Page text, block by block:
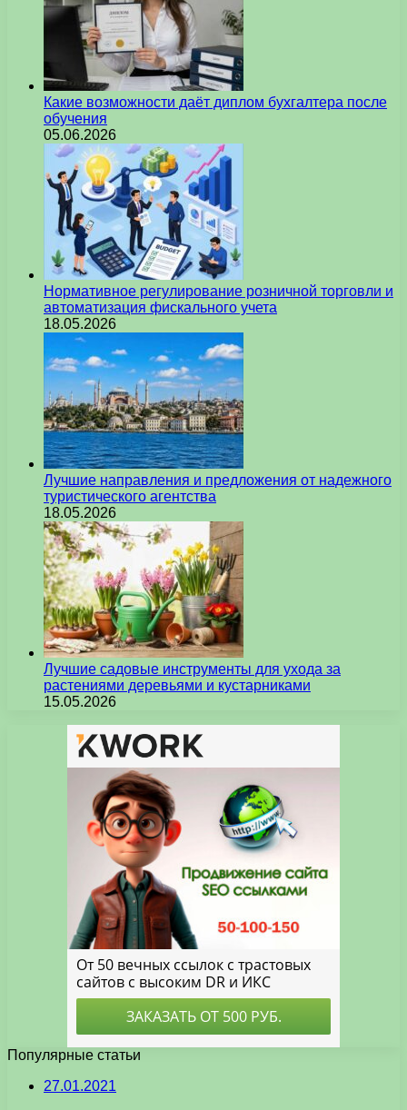
Какие возможности даёт диплом бухгалтера после
обучения
05.06.2026
Нормативное регулирование розничной торговли и
автоматизация фискального учета
18.05.2026
Лучшие направления и предложения от надежного
туристического агентства
18.05.2026
Лучшие садовые инструменты для ухода за
растениями деревьями и кустарниками
15.05.2026
Популярные статьи
27.01.2021